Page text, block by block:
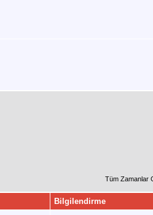
Tüm Zamanlar
Bilgilendirme